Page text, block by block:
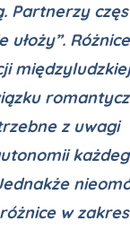
Partnerzy
ułoży”.
z uwagi
w